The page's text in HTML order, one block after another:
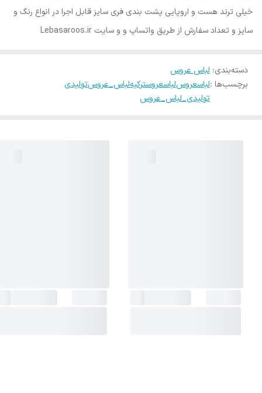
خیلی ترند هست و اروپایی پشت بندی فری سایز قابل اجرا در انواع رنگ و
سایز و تعداد سفارش از طریق واتساپ و و سایت Lebasaroos.ir
دسته‌بندی: لباس عروس
برچسب‌ها :لباسعروسلباسعروسترکیهلباس_عروستولیدی
تولیدی_لباس_عروس